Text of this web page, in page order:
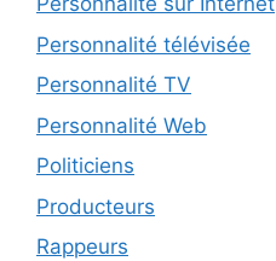
Personnalité télévisée
Personnalité TV
Personnalité Web
Politiciens
Producteurs
Rappeurs